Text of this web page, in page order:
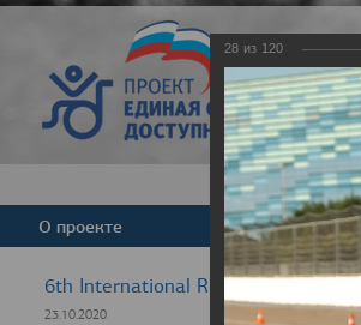
О проекте Команда
6th International Rezept-Sport
23.10.2020
28 из 120